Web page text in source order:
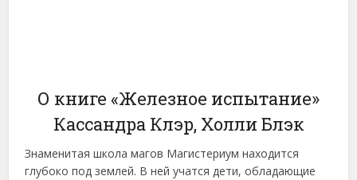
О книге «Железное испытание»
Кассандра Клэр, Холли Блэк
Знаменитая школа магов Магистериум находится
глубоко под землей. В ней учатся дети, обладающие